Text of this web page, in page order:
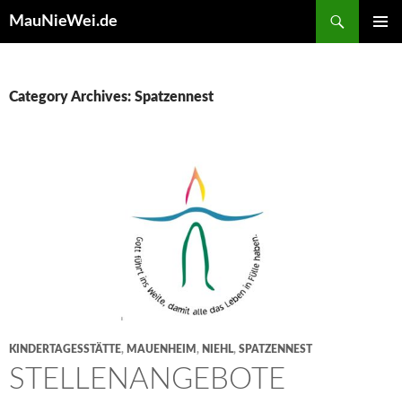
MauNieWei.de
Category Archives: Spatzennest
KINDERTAGESSTÄTTE, MAUENHEIM , NIEHL, SPATZENNEST
STELLENANGEBOTE